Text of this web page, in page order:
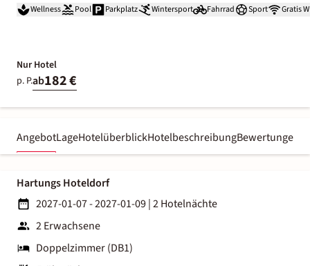
Wellness Pool Parkplatz Wintersport Fahrrad Sport Gratis
Nur Hotel
p. P.ab182 €
AngebotLageHotelüberblickHotelbeschreibungBewertungen
Hartungs Hoteldorf
2027-01-07 - 2027-01-09|2 Hotelnächte
2 Erwachsene
Doppelzimmer (DB1)